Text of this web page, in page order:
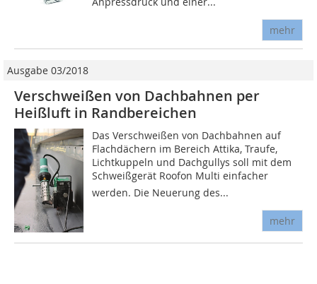
mehr
Ausgabe 03/2018
Verschweißen von Dachbahnen per
Heißluft in Randbereichen
Das Verschweißen von Dachbahnen auf
Flachdächern im Bereich Attika, Traufe,
Lichtkuppeln und Dachgullys soll mit dem
Schweißgerät Roofon Multi einfacher
werden. Die Neuerung des...
mehr